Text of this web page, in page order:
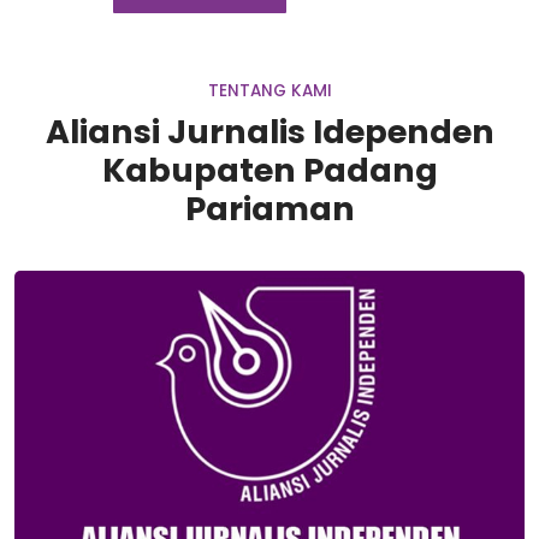
TENTANG KAMI
Aliansi Jurnalis Idependen
Kabupaten Padang
Pariaman